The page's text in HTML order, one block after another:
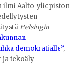
ilmi Aalto-yliopiston
Helsingin
demokratialle”,
ja tekoäly